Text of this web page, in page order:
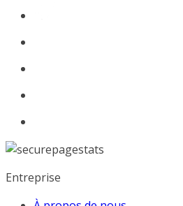
Entreprise